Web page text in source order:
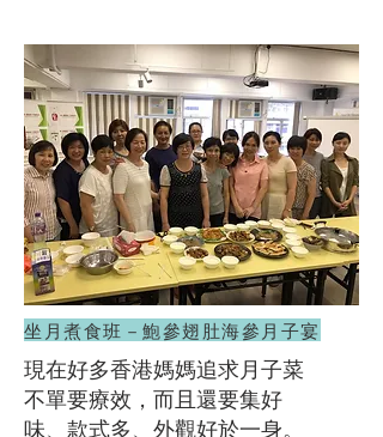
坐月煮食班－鮑參翅肚海參月子宴
現在好多香港媽媽追求月子菜
不單要療效，而且還要集好
味、款式多、外觀好於一身。